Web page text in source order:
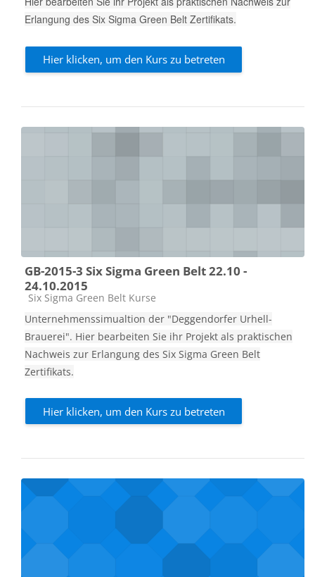
Erlangung des Six Sigma Green Belt Zertifikats.
Hier klicken, um den Kurs zu betreten
GB-2015-3 Six Sigma Green Belt 22.10 -
24.10.2015
Kursbereich
Six Sigma Green Belt Kurse
Unternehmenssimualtion der "Deggendorfer Urhell-
Brauerei". Hier bearbeiten Sie ihr Projekt als praktischen
Nachweis zur Erlangung des Six Sigma Green Belt
Zertifikats.
Hier klicken, um den Kurs zu betreten